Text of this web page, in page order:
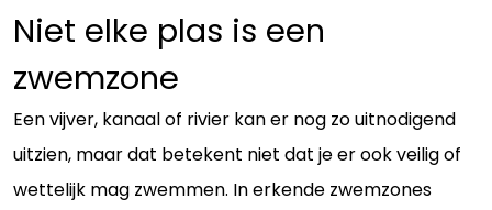
Niet elke plas is een
zwemzone
Een vijver, kanaal of rivier kan er nog zo uitnodigend
uitzien, maar dat betekent niet dat je er ook veilig of
wettelijk mag zwemmen. In erkende zwemzones